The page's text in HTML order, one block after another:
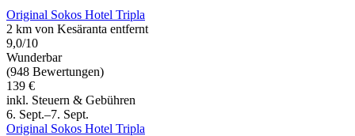
Original Sokos Hotel Tripla
2 km von Kesäranta entfernt
9,0/10
Wunderbar
(948 Bewertungen)
139 €
inkl. Steuern & Gebühren
6. Sept.–7. Sept.
Original Sokos Hotel Tripla